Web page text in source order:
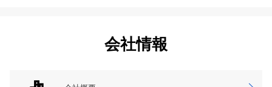
会社情報